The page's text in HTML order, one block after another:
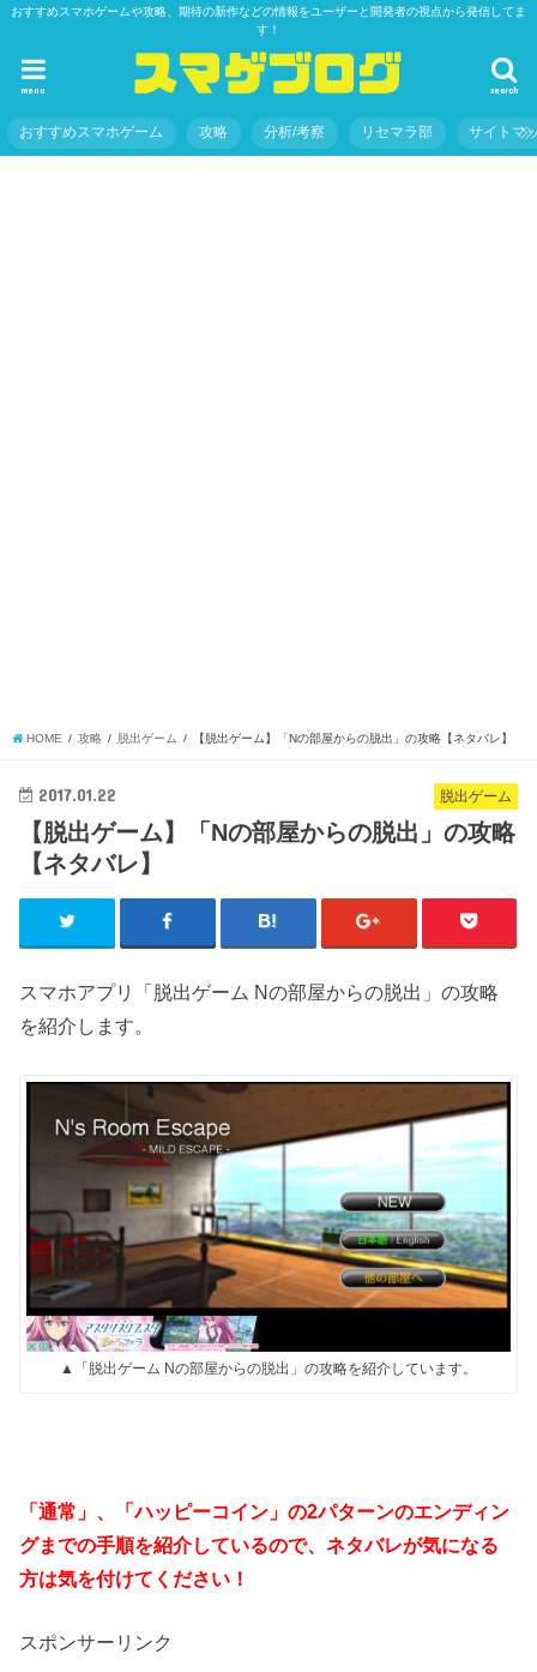
おすすめスマホゲームや攻略、期待の新作などの情報をユーザーと開発者の視点から発信してま
す！
search
menu
おすすめスマホゲーム 攻略 分析/考察 リセマラ部 サイトマ
HOME 攻略 脱出ゲーム 【脱出ゲーム】「Nの部屋からの脱出」の攻略【ネタバレ】
脱出ゲーム
2017.01.22
【脱出ゲーム】「Nの部屋からの脱出」の攻略
【ネタバレ】
スマホアプリ「脱出ゲーム Nの部屋からの脱出」の攻略
を紹介します。
▲「脱出ゲーム Nの部屋からの脱出」の攻略を紹介しています。
「通常」、「ハッピーコイン」の2パターンのエンディン
グまでの手順を紹介しているので、ネタバレが気になる
方は気を付けてください！
スポンサーリンク